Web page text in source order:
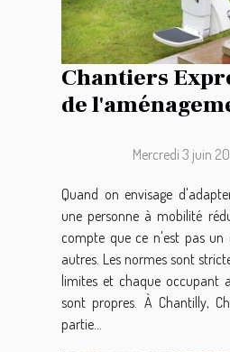
Chantiers
de
Mercredi 3 juin
Quand on envisage
une personne à mobilité
compte que ce n'est pas un
autres. Les normes sont
limites et chaque occupant
sont propres. À Chantilly,
partie...